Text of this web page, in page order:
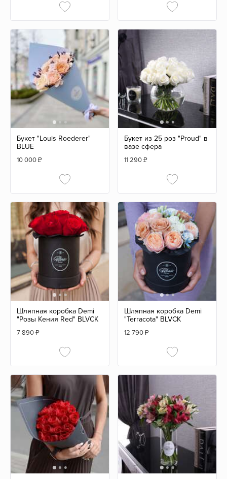
Букет "Louis Roederer"
BLUE
10 000₽
Букет из 25 роз "Proud" в
вазе сфера
11 290₽
Шляпная коробка Demi
"Розы Кения Red" BLVCK
7 890₽
Шляпная коробка Demi
"Terracota" BLVCK
12 790₽